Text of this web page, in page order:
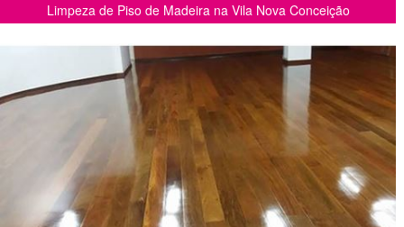
Limpeza de Piso de Madeira na Vila Nova Conceição